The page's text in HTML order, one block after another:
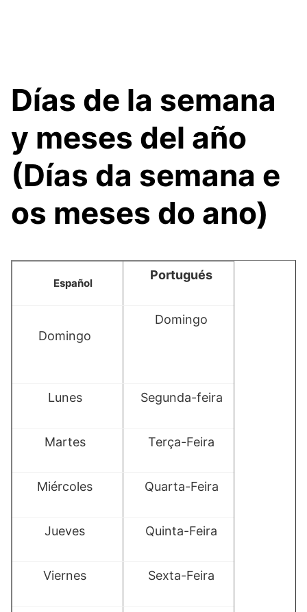
Días de la semana
y meses del año
(Días da semana e
os meses do ano)
Español
Portugués
Domingo
Domingo
Lunes Segunda-feira
Martes Terça-Feira
Miércoles Quarta-Feira
Jueves Quinta-Feira
Viernes Sexta-Feira